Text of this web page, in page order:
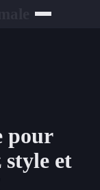
pour
et